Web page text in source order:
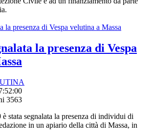
la presenza di Vespa
3563
stata segnalata la presenza di individui di
in un apiario della città di Massa, in